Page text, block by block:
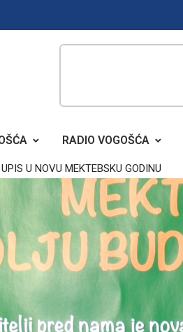
VOGOŠĆA
RADIO VOGOŠĆA
U NOVU MEKTEBSKU GODINU